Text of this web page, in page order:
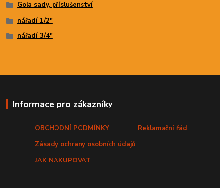
Gola sady, příslušenství
nářadí 1/2"
nářadí 3/4"
Informace pro zákazníky
OBCHODNÍ PODMÍNKY
Reklamační řád
Zásady ochrany osobních údajů
JAK NAKUPOVAT